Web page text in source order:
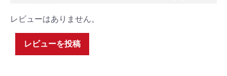
レビューはありません。
レビューを投稿